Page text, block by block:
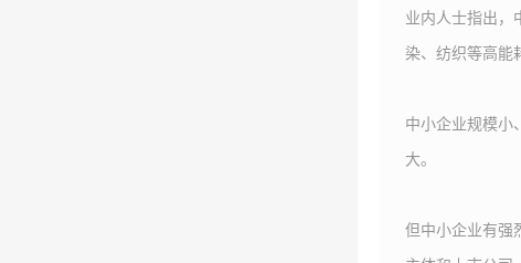
业内人士指出，
染、纺织等高能
中小企业规模小
大。
但中小企业有强